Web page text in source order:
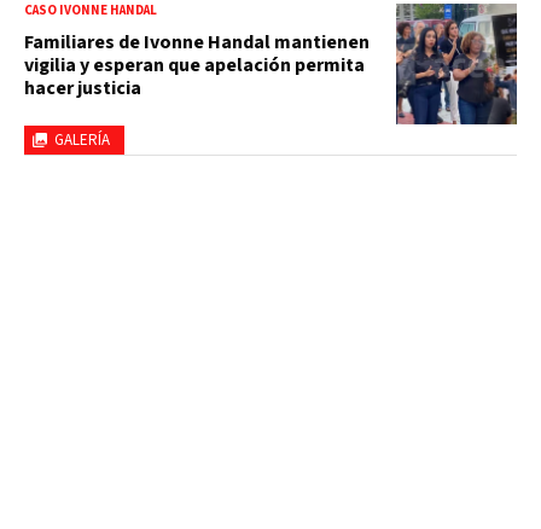
GALERÍA
CASO IVONNE HANDAL
Familiares de Ivonne Handal mantienen
vigilia y esperan que apelación permita
hacer justicia